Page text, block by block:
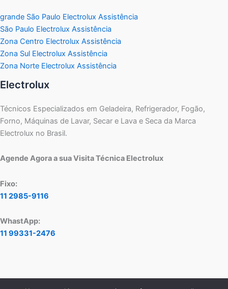
grande São Paulo Electrolux Assistência
São Paulo Electrolux Assistência
Zona Centro Electrolux Assistência
Zona Sul Electrolux Assistência
Zona Norte Electrolux Assistência
Electrolux
Técnicos Especializados em Geladeira, Refrigerador, Fogão,
Forno, Máquinas de Lavar, Secar e Lava e Seca da Marca
Electrolux no Brasil.
Agende Agora a sua Visita Técnica Electrolux
Fixo:
11 2985-9116
WhastApp:
11 99331-2476